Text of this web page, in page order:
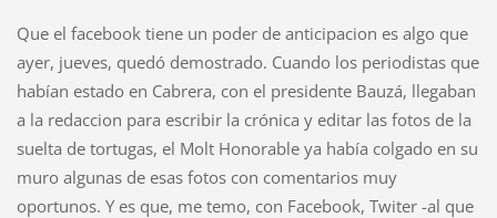
Que el facebook tiene un poder de anticipacion es algo que
ayer, jueves, quedó demostrado. Cuando los periodistas que
habían estado en Cabrera, con el presidente Bauzá, llegaban
a la redaccion para escribir la crónica y editar las fotos de la
suelta de tortugas, el Molt Honorable ya había colgado en su
muro algunas de esas fotos con comentarios muy
oportunos. Y es que, me temo, con Facebook, Twiter -al que